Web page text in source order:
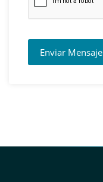
Enviar Mensaje